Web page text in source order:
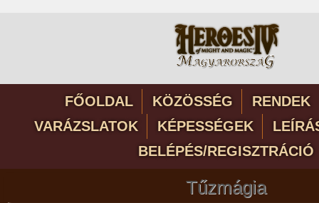
FŐOLDAL KÖZÖSSÉG
RENDEK
VARÁZSLATOK
KÉPESSÉGEK
BELÉPÉS/REGISZTRÁCIÓ
Tűzmágia